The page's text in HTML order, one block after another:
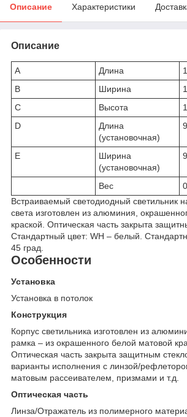
Описание Характеристики
Описание
A Длина
B
Ширина
C
Высота
D
Длина
(установочная)
E
Ширина
(установочная)
Вес
Встраиваемый светодиодный светильник
света изготовлен из алюминия,
краской. Оптическая часть закрыта
Стандартный цвет: WH – белый.
45 град.
Особенности
Установка
Установка в потолок
Конструкция
Корпус светильника изготовлен из
рамка – из окрашенного белой матовой
Оптическая часть закрыта защитным
варианты исполнения с линзой/
матовым рассеивателем, призмами и т.д.
Оптическая часть
Линза/Отражатель из полимерного